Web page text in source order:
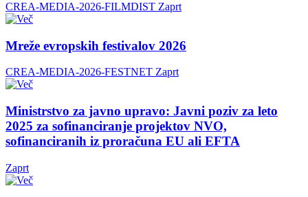
CREA-MEDIA-2026-FILMDIST Zaprt
Mreže evropskih festivalov 2026
CREA-MEDIA-2026-FESTNET Zaprt
Ministrstvo za javno upravo: Javni poziv za leto
2025 za sofinanciranje projektov NVO,
sofinanciranih iz proračuna EU ali EFTA
Zaprt